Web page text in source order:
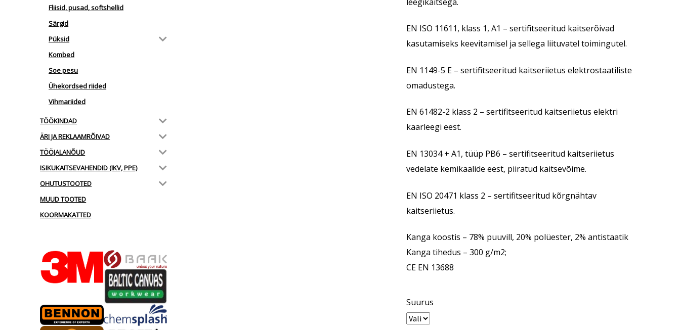
EN ISO 11611, klass 1, A1 – sertifitseeritud kaitserõivad
kasutamiseks keevitamisel ja sellega liituvatel toimingutel.
EN 1149-5 E – sertifitseeritud kaitseriietus elektrostaatiliste
omadustega.
EN 61482-2 klass 2 – sertifitseeritud kaitseriietus elektri
kaarleegi eest.
EN 13034 + A1, tüüp PB6 – sertifitseeritud kaitseriietus
vedelate kemikaalide eest, piiratud kaitsevõime.
EN ISO 20471 klass 2 – sertifitseeritud kõrgnähtav
kaitseriietus.
Kanga koostis – 78% puuvill, 20% polüester, 2% antistaatik
Kanga tihedus – 300 g/m2;
CE EN 13688
Suurus
Fliisid, pusad, softshellid
Särgid
Püksid
Kombed
Soe pesu
Ühekordsed riided
Vihmariided
TÖÖKINDAD
ÄRI JA REKLAAMRÕIVAD
TÖÖJALANÕUD
ISIKUKAITSEVAHENDID (IKV, PPE)
OHUTUSTOOTED
MUUD TOOTED
KOORMAKATTED